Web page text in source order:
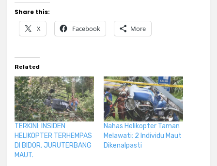
Share this:
X Facebook More
Related
TERKINI: INSIDEN
HELIKOPTER TERHEMPAS
DI BIDOR. JURUTERBANG
MAUT.
Nahas Helikopter Taman
Melawati: 2 Individu Maut
Dikenalpasti